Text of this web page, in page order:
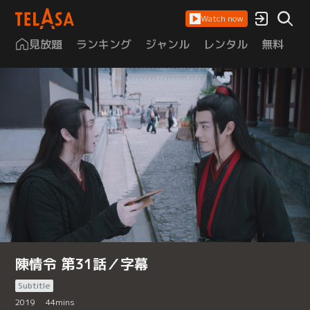
Watch now
見放題 ランキング ジャンル レンタル 無料
陳情令 第31話／字幕
Subtitle
2019
44mins